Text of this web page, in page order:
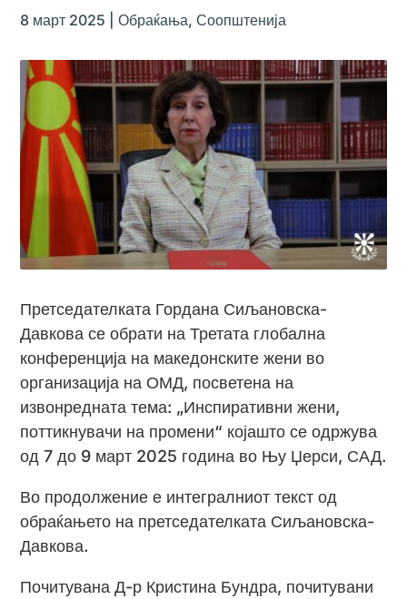
8 март 2025 |Обраќања,Соопштенија
Претседателката Гордана Сиљановска-
Давкова се обрати на Третата глобална
конференција на македонските жени во
организација на ОМД, посветена на
извонредната тема: „Инспиративни жени,
поттикнувачи на промени“ којашто се одржува
од 7 до 9 март 2025 година во Њу Џерси, САД.
Во продолжение е интегралниот текст од
обраќањето на претседателката Сиљановска-
Давкова.
Почитувана Д-р Кристина Бундра, почитувани